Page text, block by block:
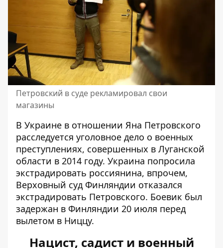
Петровский в суде рекламировал свои
магазины
В Украине в отношении Яна Петровского
расследуется уголовное дело о военных
преступлениях, совершенных в Луганской
области в 2014 году. Украина попросила
экстрадировать россиянина, впрочем,
Верховный суд Финляндии отказался
экстрадировать Петровского. Боевик был
задержан в Финляндии 20 июля перед
вылетом в Ниццу.
Нацист, садист и военный